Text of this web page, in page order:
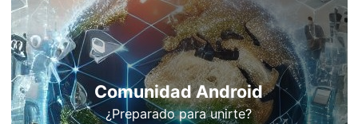
Comunidad Android
¿Preparado para unirte?